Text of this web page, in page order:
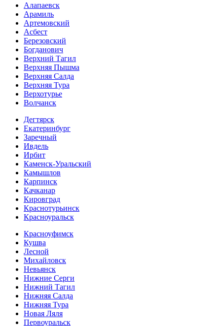
Алапаевск
Арамиль
Артемовский
Асбест
Березовский
Богданович
Верхний Тагил
Верхняя Пышма
Верхняя Салда
Верхняя Тура
Верхотурье
Волчанск
Дегтярск
Екатеринбург
Заречный
Ивдель
Ирбит
Каменск-Уральский
Камышлов
Карпинск
Качканар
Кировград
Краснотурьинск
Красноуральск
Красноуфимск
Кушва
Лесной
Михайловск
Невьянск
Нижние Серги
Нижний Тагил
Нижняя Салда
Нижняя Тура
Новая Ляля
Первоуральск